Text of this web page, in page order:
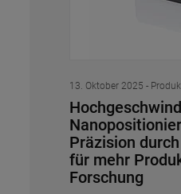
13. Oktober 2025 -
Präzision
für mehr
Forschung